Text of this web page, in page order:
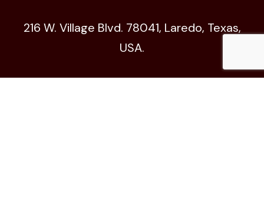
216 W. Village Blvd. 78041, Laredo, Texas,
USA.